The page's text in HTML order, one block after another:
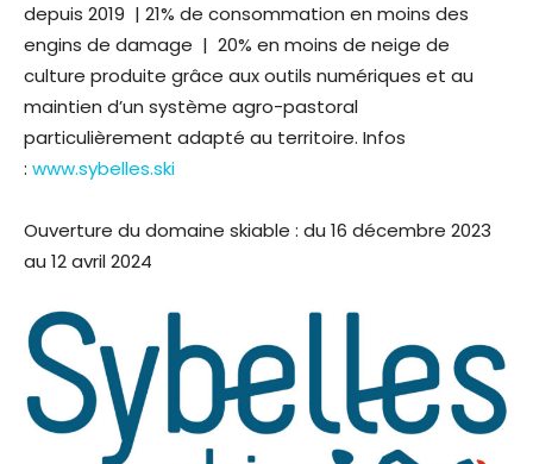
depuis 2019 | 21% de consommation en moins des
engins de damage | 20% en moins de neige de
culture produite grâce aux outils numériques et au
maintien d’un système agro-pastoral
particulièrement adapté au territoire. Infos
: www.sybelles.ski
Ouverture du domaine skiable : du 16 décembre 2023
au 12 avril 2024